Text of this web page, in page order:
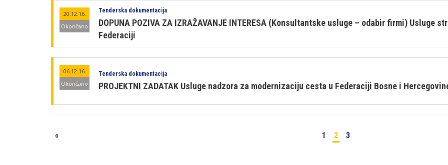
20.12.16.
Okončano
Tenderska dokumentacija
DOPUNA POZIVA ZA IZRAŽAVANJE INTERESA (Konsultantske usluge – odabir firmi) Usluge
Federaciji
06.12.16.
Okončano
Tenderska dokumentacija
PROJEKTNI ZADATAK Usluge nadzora za modernizaciju cesta u Federaciji Bosne i
« 1 2 3